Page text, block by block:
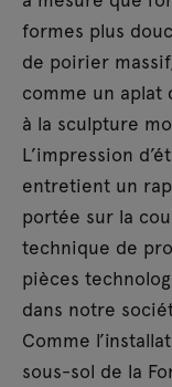
formes plus
de poirier
comme un aplat
à la sculpture
L’impression
entretient un
portée sur la
technique de
pièces
dans notre
Comme
sous-sol de la